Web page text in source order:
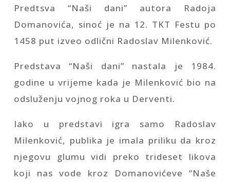
Predtsva “Naši dani” autora Radoja
Domanovića, sinoć je na 12. TKT Festu po
1458 put izveo odlični Radoslav Milenković.
Predstava “Naši dani” nastala je 1984.
godine u vrijeme kada je Milenković bio na
odsluženju vojnog roka u Derventi.
Iako u predstavi igra samo Radoslav
Milenković, publika je imala priliku da kroz
njegovu glumu vidi preko trideset likova
koji nas vode kroz Domanovićeve “Naše